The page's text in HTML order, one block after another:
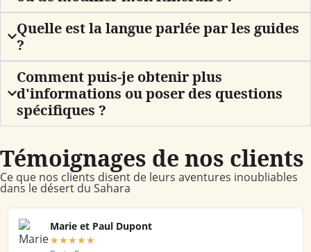
Quelle est la langue parlée par les guides
?
Comment puis-je obtenir plus
d'informations ou poser des questions
spécifiques ?
Témoignages de nos clients
Ce que nos clients disent de leurs aventures inoubliables
dans le désert du Sahara
Marie et Paul Dupont
★★★★★